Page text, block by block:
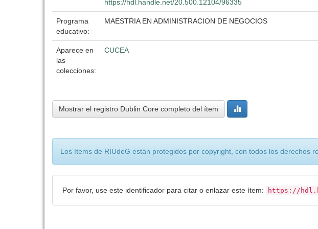
https://hdl.handle.net/20.500.12104/96335
Programa
educativo:
MAESTRIA EN ADMINISTRACION DE NEGOCIOS
Aparece en
las
colecciones:
CUCEA
Mostrar el registro Dublin Core completo del ítem
Los ítems de RIUdeG están protegidos por copyright, con todos los derechos
Por favor, use este identificador para citar o enlazar este ítem: https://